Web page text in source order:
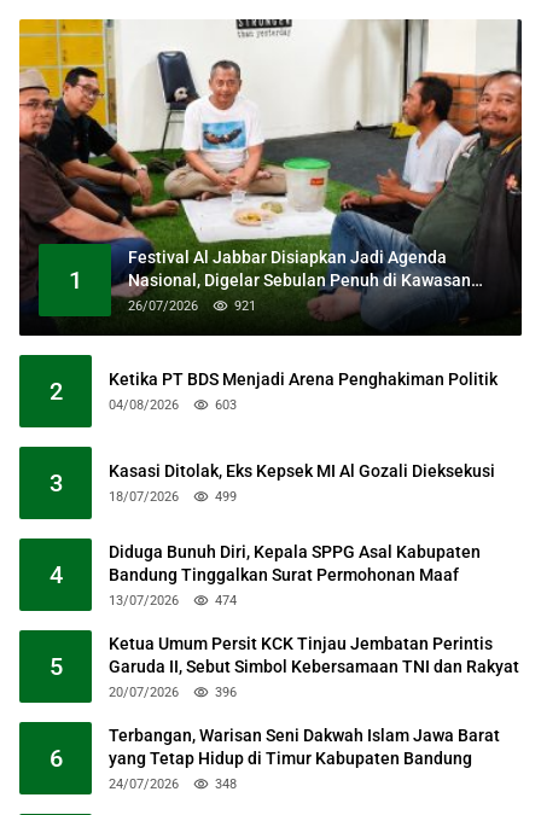
1
Festival Al Jabbar Disiapkan Jadi Agenda
Nasional, Digelar Sebulan Penuh di Kawasan
Masjid Raya Al Jabbar
26/07/2026 921
2 Ketika PT BDS Menjadi Arena Penghakiman Politik
04/08/2026 603
3 Kasasi Ditolak, Eks Kepsek MI Al Gozali Dieksekusi
18/07/2026 499
4
Diduga Bunuh Diri, Kepala SPPG Asal Kabupaten
Bandung Tinggalkan Surat Permohonan Maaf
13/07/2026 474
5
Ketua Umum Persit KCK Tinjau Jembatan Perintis
Garuda II, Sebut Simbol Kebersamaan TNI dan Rakyat
20/07/2026 396
6
Terbangan, Warisan Seni Dakwah Islam Jawa Barat
yang Tetap Hidup di Timur Kabupaten Bandung
24/07/2026 348